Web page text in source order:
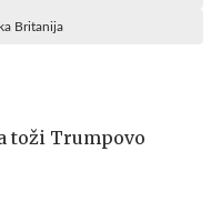
Britanija
toži Trumpovo